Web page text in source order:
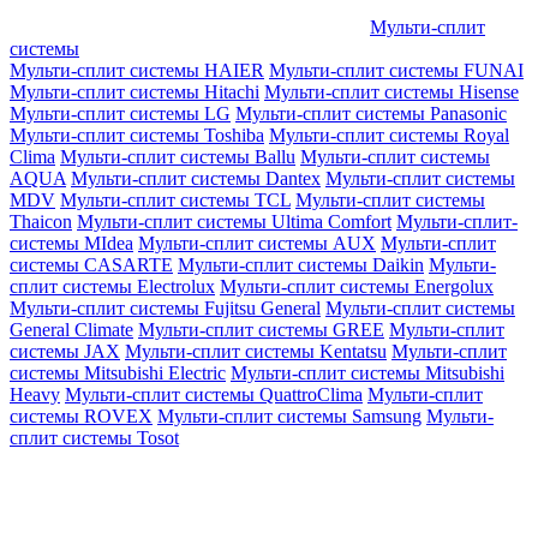
Мульти-сплит
системы
Мульти-сплит системы HAIER Мульти-сплит системы FUNAI
Мульти-сплит системы Hitachi Мульти-сплит системы Hisense
Мульти-сплит системы LG Мульти-сплит системы Panasonic
Мульти-сплит системы Toshiba Мульти-сплит системы Royal
Clima Мульти-сплит системы Ballu Мульти-сплит системы
AQUA Мульти-сплит системы Dantex Мульти-сплит системы
MDV Мульти-сплит системы TCL Мульти-сплит системы
Thaicon Мульти-сплит системы Ultima Comfort Мульти-сплит-
системы MIdea Мульти-сплит системы AUX Мульти-сплит
системы CASARTE Мульти-сплит системы Daikin Мульти-
сплит системы Electrolux Мульти-сплит системы Energolux
Мульти-сплит системы Fujitsu General Мульти-сплит системы
General Climate Мульти-сплит системы GREE Мульти-сплит
системы JAX Мульти-сплит системы Kentatsu Мульти-сплит
системы Mitsubishi Electric Мульти-сплит системы Mitsubishi
Heavy Мульти-сплит системы QuattroClima Мульти-сплит
системы ROVEX Мульти-сплит системы Samsung Мульти-
сплит системы Tosot